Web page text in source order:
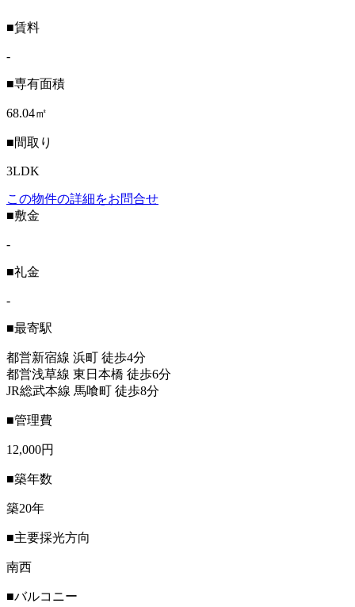
■賃料
-
■専有面積
68.04㎡
■間取り
3LDK
この物件の詳細をお問合せ
■敷金
-
■礼金
-
■最寄駅
都営新宿線 浜町 徒歩4分
都営浅草線 東日本橋 徒歩6分
JR総武本線 馬喰町 徒歩8分
■管理費
12,000円
■築年数
築20年
■主要採光方向
南西
■バルコニー